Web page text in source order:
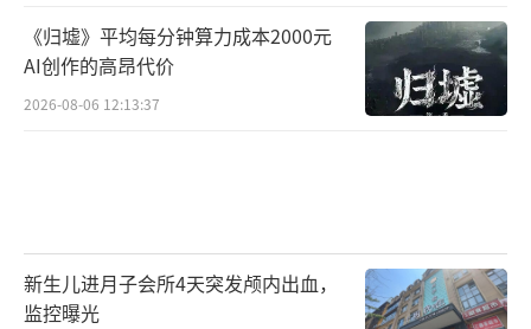
《归墟》平均每分钟算力成本2000元
AI创作的高昂代价
2026-08-06 12:13:37
新生儿进月子会所4天突发颅内出血，
监控曝光